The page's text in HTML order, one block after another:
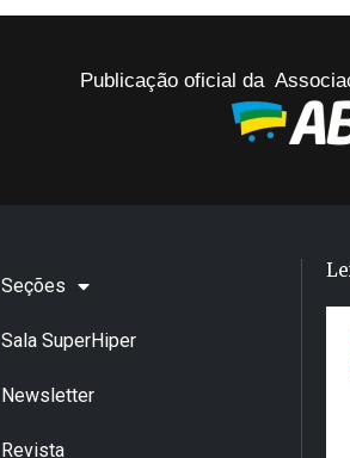
Publicação oficial da
Seções
Sala SuperHiper
Newsletter
Revista